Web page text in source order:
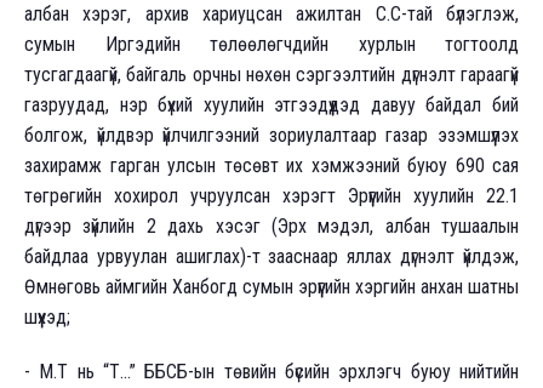
албан хэрэг, архив хариуцсан ажилтан С.С-тай бүлэглэж,
сумын Иргэдийн төлөөлөгчдийн хурлын тогтоолд
тусгагдаагүй, байгаль орчны нөхөн сэргээлтийн дүгнэлт гараагүй
газруудад, нэр бүхий хуулийн этгээдүүдэд давуу байдал бий
болгож, үйлдвэр үйлчилгээний зориулалтаар газар эзэмшүүлэх
захирамж гарган улсын төсөвт их хэмжээний буюу 690 сая
төгрөгийн хохирол учруулсан хэрэгт Эрүүгийн хуулийн 22.1
дүгээр зүйлийн 2 дахь хэсэг (Эрх мэдэл, албан тушаалын
байдлаа урвуулан ашиглах)-т зааснаар яллах дүгнэлт үйлдэж,
Өмнөговь аймгийн Ханбогд сумын эрүүгийн хэргийн анхан шатны
шүүхэд;
- М.Т нь “Т...” ББСБ-ын төвийн бүсийн эрхлэгч буюу нийтийн